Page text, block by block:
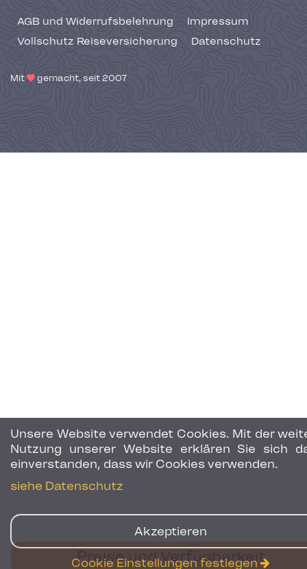
Preise und Verfügbarkeit
Unsere Website verwendet Cookies. Mit der
Nutzung unserer Website erklären Sie sich
einverstanden, dass wir Cookies verwenden.
siehe Datenschutz
Akzeptieren
Cookie Einstellungen festlegen
AGB und Widerrufsbelehrung
Impressum
Vollschutz Reiseversicherung
Datenschutz
Mit gemacht, seit 2007